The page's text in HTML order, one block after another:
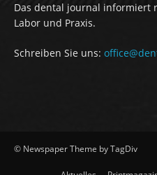
Das dental journal informiert
Labor und Praxis.
Schreiben Sie uns:
© Newspaper Theme by TagDiv